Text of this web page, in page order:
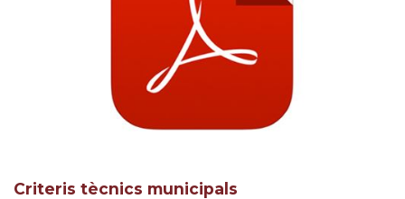
Criteris tècnics municipals